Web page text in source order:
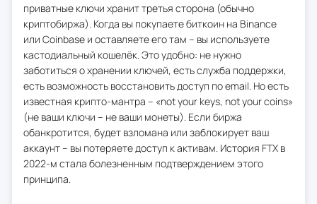
приватные ключи хранит третья сторона (обычно
криптобиржа). Когда вы покупаете биткоин на Binance
или Coinbase и оставляете его там – вы используете
кастодиальный кошелёк. Это удобно: не нужно
заботиться о хранении ключей, есть служба поддержки,
есть возможность восстановить доступ по email. Но есть
известная крипто-мантра – «not your keys, not your coins»
(не ваши ключи – не ваши монеты). Если биржа
обанкротится, будет взломана или заблокирует ваш
аккаунт – вы потеряете доступ к активам. История FTX в
2022-м стала болезненным подтверждением этого
принципа.